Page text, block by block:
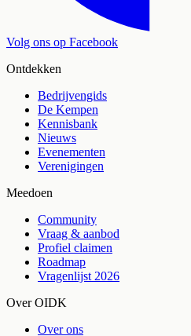
Volg ons op Facebook
Ontdekken
Bedrijvengids
De Kempen
Kennisbank
Nieuws
Evenementen
Verenigingen
Meedoen
Community
Vraag & aanbod
Profiel claimen
Roadmap
Vragenlijst 2026
Over OIDK
Over ons